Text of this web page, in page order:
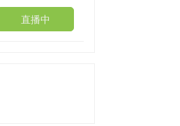
直播中